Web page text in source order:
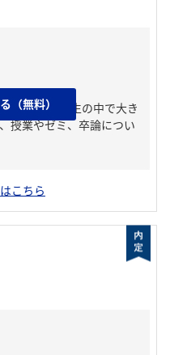
れる？、人生の中で大き
授業やゼミ、卒論につい
（無料）
こちら